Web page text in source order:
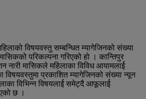
विषयवस्तु सम्बन्धित म्यागेजिनको संख्या
परिकल्पना गरिएको हो । कान्तिपुर
मासिकले महिलाका विविध आयामलार्ई
प्रकाशित म्यागेजिनको संख्या न्यून
विभिन्न विषयलार्ई समेट्दै आफूलार्ई
छ ।